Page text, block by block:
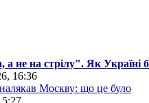
не на стрілу". Як Україні
16:36
Москву: що це було